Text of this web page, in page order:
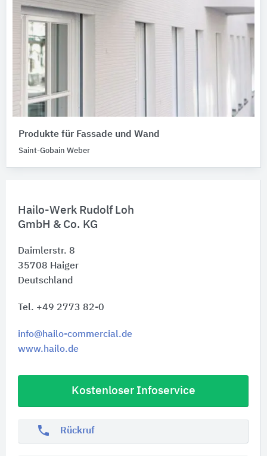
Hailo-Werk Rudolf Loh
GmbH & Co. KG
Daimlerstr. 8
35708 Haiger
Deutschland
Tel. +49 2773 82-0
info@hailo-commercial.de
www.hailo.de
Kostenloser Infoservice
phone Rückruf
Produkte für Fassade und Wand
Saint-Gobain Weber